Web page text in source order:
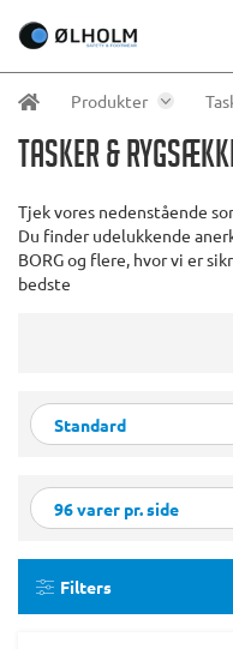
Produkter
Tasker &
Tjek vores nedenstående
Du finder udelukkende
BORG og flere, hvor vi er
bedste
Filters